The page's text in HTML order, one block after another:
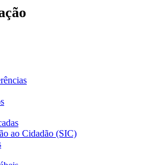
ao Cidadão (SIC)